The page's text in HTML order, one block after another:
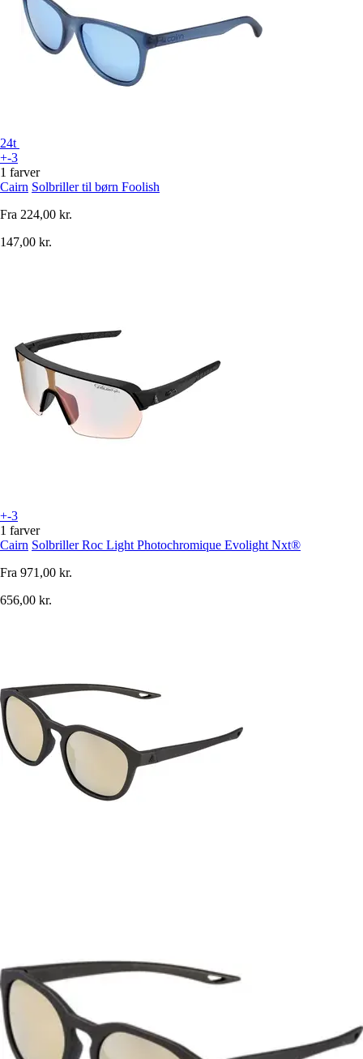
24t
+-3
1 farver
Cairn Solbriller til børn Foolish
Fra 224,00 kr.
147,00 kr.
+-3
1 farver
Cairn Solbriller Roc Light Photochromique Evolight Nxt®
Fra 971,00 kr.
656,00 kr.